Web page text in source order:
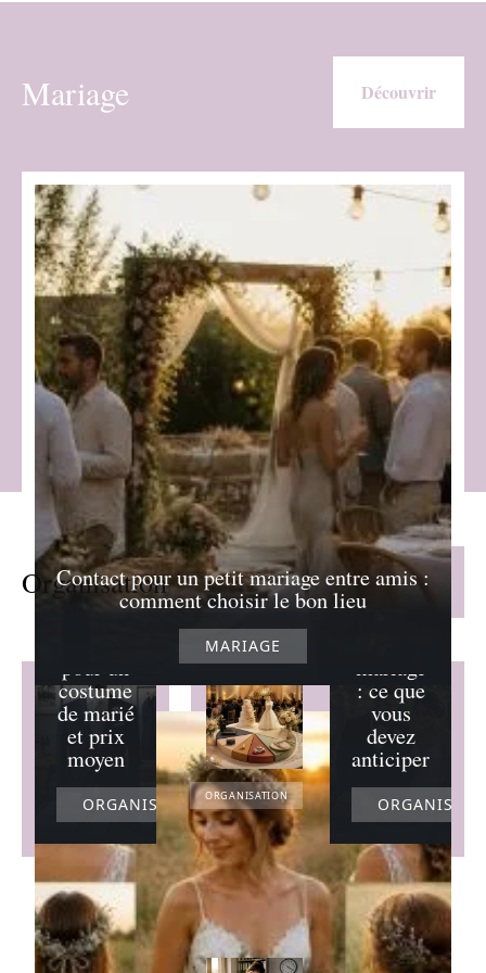
Mariage Découvrir
Contact pour un petit mariage entre amis :
comment choisir le bon lieu
MARIAGE
Organisation Lire la suite
pour un
costume
de marié
et prix
moyen
ORGANISATIONORGANISATION
Répartition des
coûts pour un
mariage 200
personnes
31/07/2026
Les
variation
s du prix
mariage
: ce que
vous
devez
anticiper